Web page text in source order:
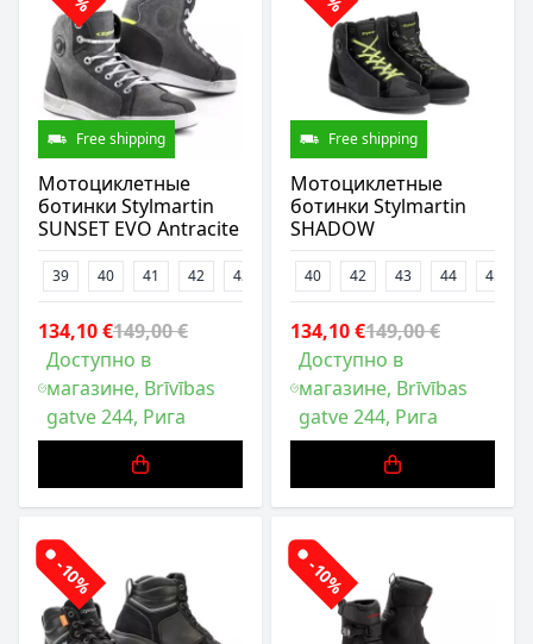
Free shipping
Мотоциклетные
ботинки Stylmartin
SUNSET EVO Antracite
39 40 41 42 43
134,10 €149,00 €
Доступно в
магазине, Brīvības
gatve 244, Рига
Free shipping
Мотоциклетные
ботинки Stylmartin
SHADOW
40 42 43 44 45
134,10 €149,00 €
Доступно в
магазине, Brīvības
gatve 244, Рига
-10% -10%